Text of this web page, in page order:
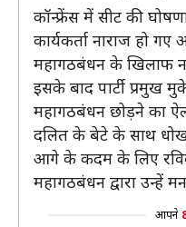
कॉन्फ्रेंस में सीट की
कार्यकर्ता नाराज हो
महागठबंधन के खिलाफ
इसके बाद पार्टी प्रमुख
महागठबंधन छोड़ने का
दलित के बेटे के साथ
आगे के कदम के लिए
महागठबंधन द्वारा उन्हें
आपने